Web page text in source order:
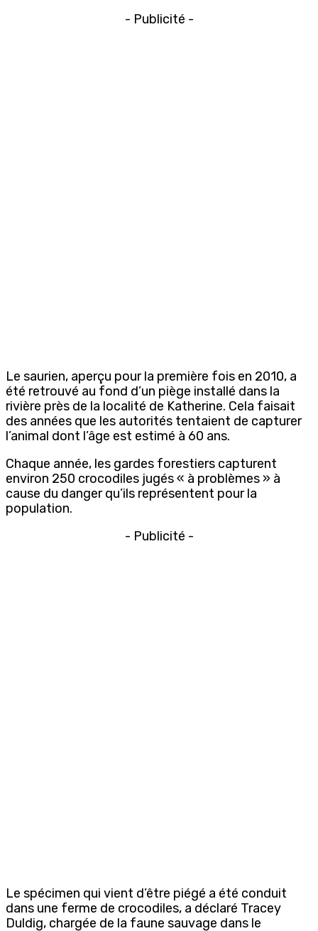
- Publicité -
Le saurien, aperçu pour la première fois en 2010, a
été retrouvé au fond d’un piège installé dans la
rivière près de la localité de Katherine. Cela faisait
des années que les autorités tentaient de capturer
l’animal dont l’âge est estimé à 60 ans.
Chaque année, les gardes forestiers capturent
environ 250 crocodiles jugés « à problèmes » à
cause du danger qu’ils représentent pour la
population.
- Publicité -
Le spécimen qui vient d’être piégé a été conduit
dans une ferme de crocodiles, a déclaré Tracey
Duldig, chargée de la faune sauvage dans le